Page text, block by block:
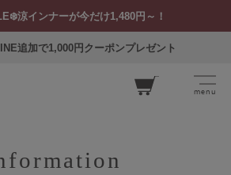
涼インナーが今だけ1,480円～！
追加で1,000円クーポンプレゼント
menu